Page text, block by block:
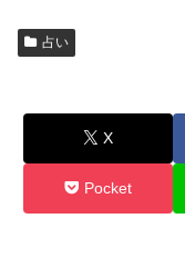
占い
X
Pocket